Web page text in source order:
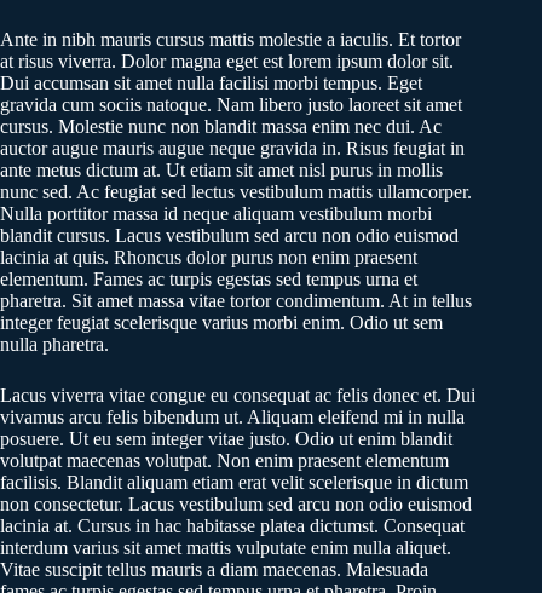
Ante in nibh mauris cursus mattis molestie a iaculis. Et tortor
at risus viverra. Dolor magna eget est lorem ipsum dolor sit.
Dui accumsan sit amet nulla facilisi morbi tempus. Eget
gravida cum sociis natoque. Nam libero justo laoreet sit amet
cursus. Molestie nunc non blandit massa enim nec dui. Ac
auctor augue mauris augue neque gravida in. Risus feugiat in
ante metus dictum at. Ut etiam sit amet nisl purus in mollis
nunc sed. Ac feugiat sed lectus vestibulum mattis ullamcorper.
Nulla porttitor massa id neque aliquam vestibulum morbi
blandit cursus. Lacus vestibulum sed arcu non odio euismod
lacinia at quis. Rhoncus dolor purus non enim praesent
elementum. Fames ac turpis egestas sed tempus urna et
pharetra. Sit amet massa vitae tortor condimentum. At in tellus
integer feugiat scelerisque varius morbi enim. Odio ut sem
nulla pharetra.
Lacus viverra vitae congue eu consequat ac felis donec et. Dui
vivamus arcu felis bibendum ut. Aliquam eleifend mi in nulla
posuere. Ut eu sem integer vitae justo. Odio ut enim blandit
volutpat maecenas volutpat. Non enim praesent elementum
facilisis. Blandit aliquam etiam erat velit scelerisque in dictum
non consectetur. Lacus vestibulum sed arcu non odio euismod
lacinia at. Cursus in hac habitasse platea dictumst. Consequat
interdum varius sit amet mattis vulputate enim nulla aliquet.
Vitae suscipit tellus mauris a diam maecenas. Malesuada